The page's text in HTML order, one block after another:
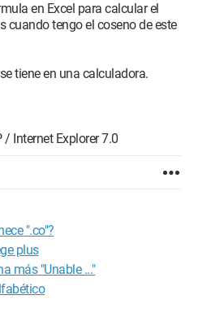
en Excel para calcular el
cuando tengo el coseno de este
tiene en una calculadora.
/ Internet Explorer 7.0
".co"?
plus
más "Unable ..."